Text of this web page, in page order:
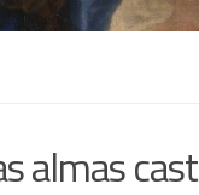
almas